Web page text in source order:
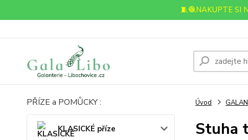
🧵🧶NAKUPTE SI
PŘÍZE a POMŮCKY :
KLASICKÉ příze
Úvod
Stuha